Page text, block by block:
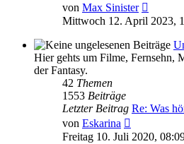
von Max Sinister
Beitrag
Mittwoch 12. April 2023,
Hier gehts um Filme, Fernsehn,
der Fantasy.
42 Themen
1553 Beiträge
Letzter Beitrag Re: Was
von Eskarina
Beitrag
Freitag 10. Juli 2020,